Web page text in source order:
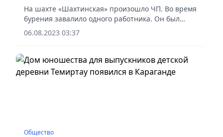
На шахте «Шахтинская» произошло ЧП. Во время
бурения завалило одного работника. Он был
доставлен в больницу, передает МИА
«Казинформ».
06.08.2023 03:37
Общество